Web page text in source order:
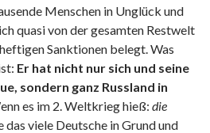
Menschen in Unglück und
quasi von der gesamten Restwelt
Sanktionen belegt. Was
Er hat nicht nur sich und seine
sondern ganz Russland in
es im 2. Weltkrieg hieß: die
das viele Deutsche in Grund und